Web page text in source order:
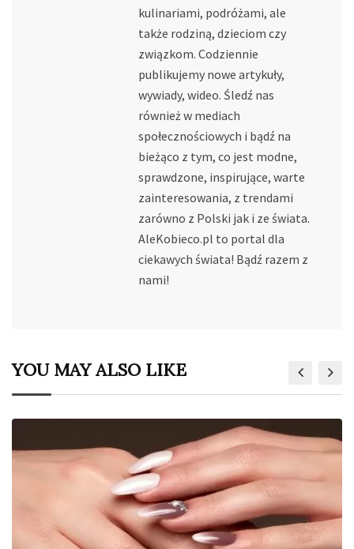
kulinariami, podróżami, ale
także rodziną, dzieciom czy
związkom. Codziennie
publikujemy nowe artykuły,
wywiady, wideo. Śledź nas
również w mediach
społecznościowych i bądź na
bieżąco z tym, co jest modne,
sprawdzone, inspirujące, warte
zainteresowania, z trendami
zarówno z Polski jak i ze świata.
AleKobieco.pl to portal dla
ciekawych świata! Bądź razem z
nami!
YOU MAY ALSO LIKE